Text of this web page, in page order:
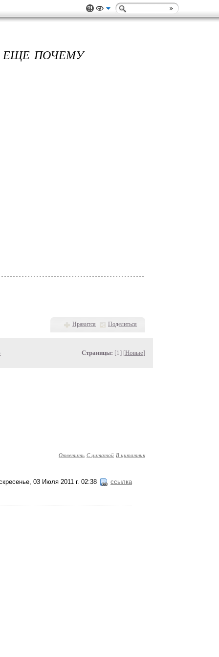
ЕЩЕ ПОЧЕМУ
Нравится Поделиться
Страницы: [1] [Новые]
Ответить С цитатой В цитатник
03 Июля 2011 г. 02:38 ссылка